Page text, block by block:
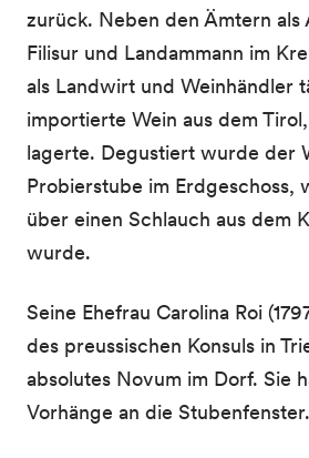
zurück. Neben den Ämtern als
Filisur und Landammann im
als Landwirt und Weinhändler
importierte Wein aus dem
lagerte. Degustiert wurde der
Probierstube im Erdgeschoss,
über einen Schlauch aus dem
wurde.
Seine Ehefrau Carolina Roi
des preussischen Konsuls in
absolutes Novum im Dorf. Sie
Vorhänge an die Stubenfenster.